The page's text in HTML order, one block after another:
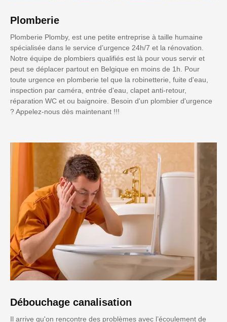
Plomberie
Plomberie Plomby, est une petite entreprise à taille humaine
spécialisée dans le service d’urgence 24h/7 et la rénovation.
Notre équipe de plombiers qualifiés est là pour vous servir et
peut se déplacer partout en Belgique en moins de 1h. Pour
toute urgence en plomberie tel que la robinetterie, fuite d'eau,
inspection par caméra, entrée d'eau, clapet anti-retour,
réparation WC et ou baignoire. Besoin d'un plombier d'urgence
? Appelez-nous dès maintenant !!!
Débouchage canalisation
Il arrive qu'on rencontre des problèmes avec l’écoulement de